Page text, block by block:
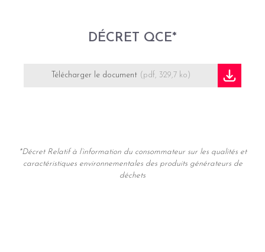
DÉCRET QCE*
Télécharger le document (pdf, 329,7 ko)
*Décret Relatif à l’information du consommateur sur les qualités et
caractéristiques environnementales des produits générateurs de
déchets